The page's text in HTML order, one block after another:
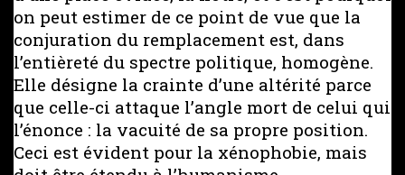
on peut estimer de ce point de vue que la
conjuration du remplacement est, dans
l’entièreté du spectre politique, homogène.
Elle désigne la crainte d’une altérité parce
que celle-ci attaque l’angle mort de celui qui
l’énonce : la vacuité de sa propre position.
Ceci est évident pour la xénophobie, mais